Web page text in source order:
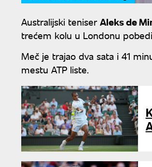
Australijski teniserAleks de
trećem kolu u Londonu
Meč je trajao dva sata i 41
mestu ATP liste.